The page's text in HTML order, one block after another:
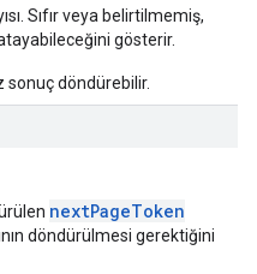
Sıfır veya belirtilmemiş,
gösterir.
sonuç döndürebilir.
nextPageToken
döndürülmesi gerektiğini